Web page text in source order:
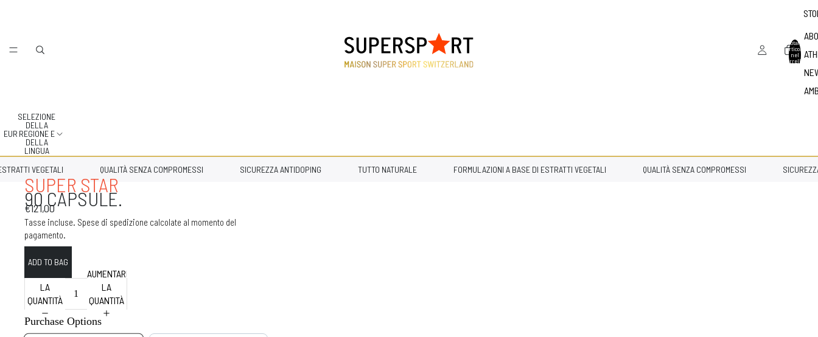
EUR
SELEZIONE
DELLA
REGIONE E
DELLA
LINGUA
Totale
articoli
nel
carrello:
VEGETALI QUALITÀ SENZA COMPROMESSI SICUREZZA ANTIDOPING TUTTO NATURALE FORMULAZIONI A BASE DI ESTRATTI VEGETALI QUALITÀ SENZA COMPROMESSI SICUREZZA
SUPER STAR
90 CAPSULE.
€121,00
Tasse incluse. Spese di spedizione calcolate al momento del
pagamento.
LA
QUANTITÀ
AUMENTARE
LA
QUANTITÀ
Purchase Options